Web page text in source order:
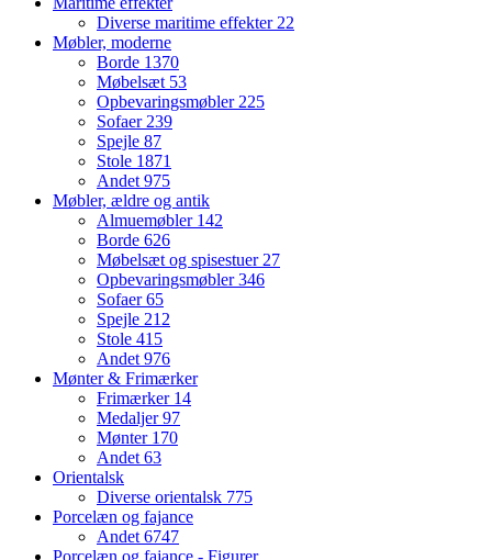
Diverse maritime effekter 22
Møbler, moderne
Borde 1370
Møbelsæt 53
Opbevaringsmøbler 225
Sofaer 239
Spejle 87
Stole 1871
Andet 975
Møbler, ældre og antik
Almuemøbler 142
Borde 626
Møbelsæt og spisestuer 27
Opbevaringsmøbler346
Sofaer65
Spejle 212
Stole 415
Andet 976
Mønter & Frimærker
Frimærker 14
Medaljer97
Mønter 170
Andet 63
Orientalsk
Diverse orientalsk 775
Porcelæn og fajance
Andet 6747